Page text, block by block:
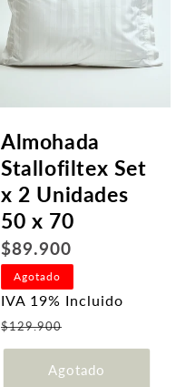
Almohada
Stallofiltex Set
x 2 Unidades
50 x 70
Precio
habitual
$89.900
Agotado
IVA 19% Incluido
$129.900
de
oferta
Agotado